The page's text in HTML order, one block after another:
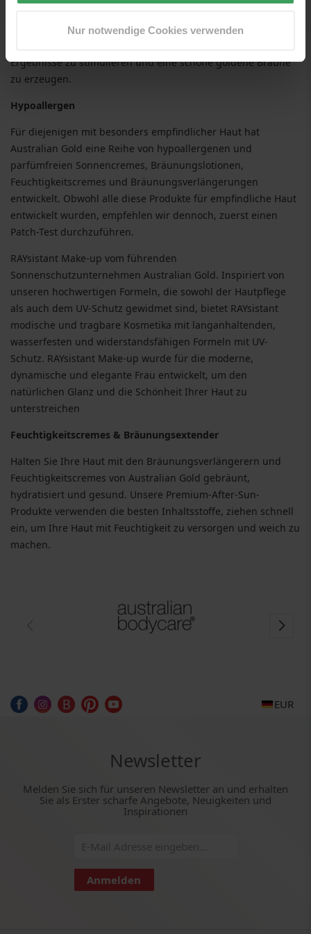
Nur notwendige Cookies verwenden
Innovationen, wie bräunungsaktivierende Bronzer und die
Ergebnisse zu stimulieren und eine schöne goldene Bräune
zu erzeugen.
Hypoallergen
Für diejenigen mit besonders empfindlicher Haut hat
Australian Gold eine Reihe von hypoallergenen und
parfümfreien Sonnencremes, Bräunungslotionen,
Feuchtigkeitscremes und Bräunungsverlängerungen
entwickelt. Obwohl alle diese Produkte für empfindliche Haut
entwickelt wurden, empfehlen wir dennoch, zuerst einen
Patch-Test durchzuführen.
RAYsistant Make-up vom führenden
Sonnenschutzunternehmen Australian Gold. Inspiriert von
unseren hochwertigen Formeln, die sowohl der Hautpflege
als auch dem UV-Schutz gewidmet sind, bietet RAYsistant
modische und tragbare Kosmetika mit langanhaltenden,
wasserfesten und widerstandsfähigen Formeln mit UV-
Schutz. RAYsistant Make-up wurde für die moderne,
dynamische und elegante Frau entwickelt, um den
natürlichen Glanz und die Schönheit Ihrer Haut zu
unterstreichen
Feuchtigkeitscremes & Bräunungsextender
Halten Sie Ihre Haut mit den Bräunungsverlängerern und
Feuchtigkeitscremes von Australian Gold gebräunt,
hydratisiert und gesund. Unsere Premium-After-Sun-
Produkte verwenden die besten Inhaltsstoffe, ziehen schnell
ein, um Ihre Haut mit Feuchtigkeit zu versorgen und weich zu
machen.
EUR
Newsletter
Melden Sie sich für unseren Newsletter an und erhalten
Sie als Erster scharfe Angebote, Neuigkeiten und
Inspirationen
Anmelden